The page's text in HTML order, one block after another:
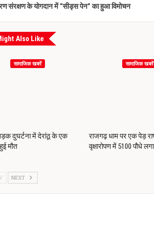
संरक्षण के योगदान में “सीड्स पेन” का हुआ विमोचन
Also Like
सामाजिक खबरें
दुघर्टना में देरांठू के एक
मौत
सामाजिक खबरें
राजगढ़ धाम पर एक पेड़
वृक्षारोपण में 5100 पौधे
NEXT